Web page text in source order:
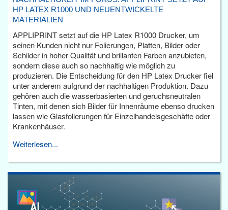
HP LATEX R1000 UND NEUENTWICKELTE
MATERIALIEN
APPLIPRINT setzt auf die HP Latex R1000 Drucker, um
seinen Kunden nicht nur Folierungen, Platten, Bilder oder
Schilder in hoher Qualität und brillanten Farben anzubieten,
sondern diese auch so nachhaltig wie möglich zu
produzieren. Die Entscheidung für den HP Latex Drucker fiel
unter anderem aufgrund der nachhaltigen Produktion. Dazu
gehören auch die wasserbasierten und geruchsneutralen
Tinten, mit denen sich Bilder für Innenräume ebenso drucken
lassen wie Glasfolierungen für Einzelhandelsgeschäfte oder
Krankenhäuser.
Weiterlesen...